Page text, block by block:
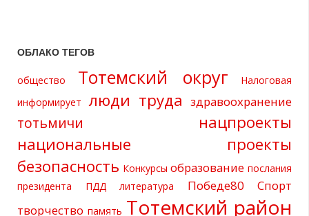
ОБЛАКО ТЕГОВ
общество Тотемский округ
Налоговая
информирует
люди труда здравоохранение
тотьмичи
нацпроекты
национальные проекты
безопасность Конкурсы образование послания
президента
ПДД литература Победе80
Спорт
творчество память Тотемский район